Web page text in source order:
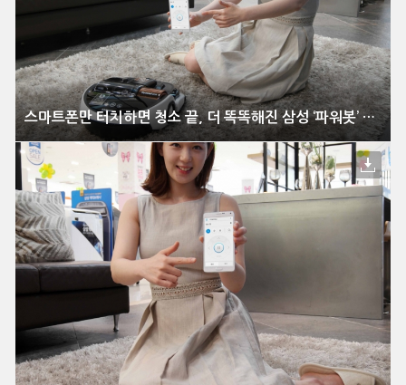
스마트폰만 터치하면 청소 끝, 더 똑똑해진 삼성 ‘파워봇’ 신모델 출시